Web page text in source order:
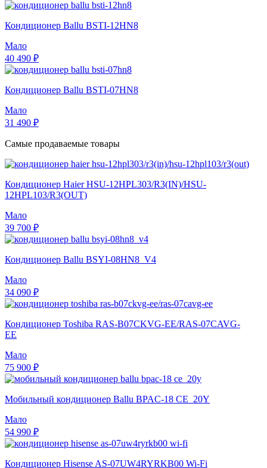
Кондиционер Ballu BSTI-12HN8
Мало
40 490 ₽
Кондиционер Ballu BSTI-07HN8
Мало
31 490 ₽
Самые продаваемые товары
Кондиционер Haier HSU-12HPL303/R3(IN)/HSU-
12HPL103/R3(OUT)
Мало
39 700 ₽
Кондиционер Ballu BSYI-08HN8_V4
Мало
34 090 ₽
Кондиционер Toshiba RAS-B07CKVG-EE/RAS-07CAVG-
EE
Мало
75 900 ₽
Мобильный кондиционер Ballu BPAC-18 CE_20Y
Мало
54 990 ₽
Кондиционер Hisense AS-07UW4RYRKB00 Wi-Fi